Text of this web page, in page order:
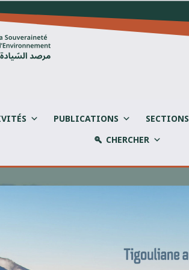
PUBLICATIONS SECTIONS
CHERCHER